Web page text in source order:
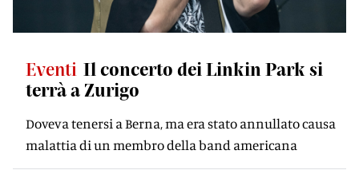
Eventi Il concerto dei Linkin Park si
terrà a Zurigo
Doveva tenersi a Berna, ma era stato annullato causa
malattia di un membro della band americana